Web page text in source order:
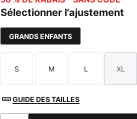
Sélectionner l'ajustement
GRANDS ENFANTS
Taille
S
Taille
M
Taille
L
Taille
XL
GUIDE DES TAILLES